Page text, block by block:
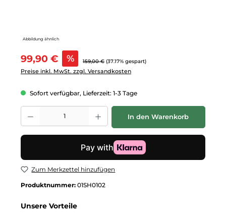
Abbildung ähnlich
Verkaufspreis:
99,90 € % Regulärer Preis:
159,00 € (37.17% gespart)
Preise inkl. MwSt. zzgl. Versandkosten
Sofort verfügbar, Lieferzeit: 1-3 Tage
Produkt Anzahl: Gib den gewünschten Wert ein oder benutze die
In den Warenkorb
Zum Merkzettel hinzufügen
Produktnummer: 01SH0102
Unsere Vorteile